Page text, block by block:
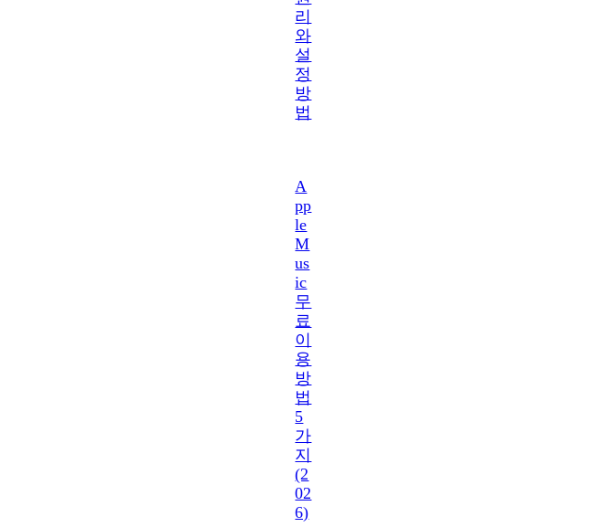
리
와
설
정
방
법
A
pp
le
M
us
ic
무
료
이
용
방
법
5
가
지
(2
02
6)